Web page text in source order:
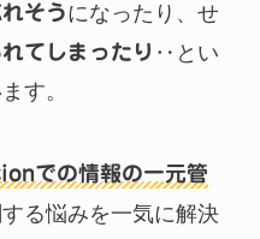
そうになったり、せ
てしまったり ‥とい
す。
での情報の一元管
る悩みを一気に解決